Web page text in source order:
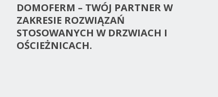
DOMOFERM – TWÓJ PARTNER W
ZAKRESIE ROZWIĄZAŃ
STOSOWANYCH W DRZWIACH I
OŚCIEŻNICACH.